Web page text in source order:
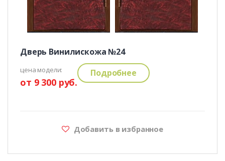
Дверь Винилискожа №24
цена модели:
от 9 300 руб.
Подробнее
Добавить в избранное